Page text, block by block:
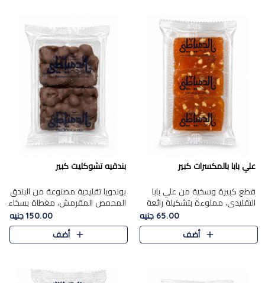
علي بابا بالمكسرات كبير
قطع كبيرة وسخية من علي بابا
التقليدي، مملوءة بتشكيلة رائعة
من المكسرات المحمصة المحمرة.
65.00 جنيه
أضف
بندقيه تشوكليت كبير
بوندويا تقليدية مصنوعة من البندق
المحمص المقرمش، مغطاة بسخاء
بشوكولاتة فاخرة غنية لتحقيق
التوازن المثالي بين قوام القرمشة
ونكهة الشوكولاتة ا..
150.00 جنيه
أضف